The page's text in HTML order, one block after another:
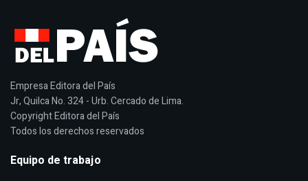
Empresa Editora del País
Jr, Quilca No. 324 - Urb. Cercado de Lima.
Copyright Editora del País
Todos los derechos reservados
Equipo de trabajo